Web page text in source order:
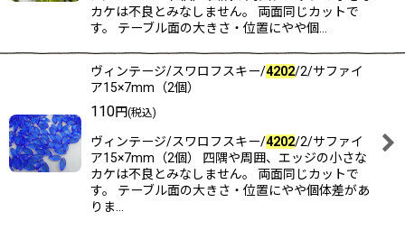
特集:
絞り込む
カケは不良とみなしません。 両面同じカットで
す。 テーブル面の大きさ・位置にやや個…
ヴィンテージ/スワロフスキー/4202/2/サファイ
ア15×7mm（2個）
110円(税込)
ヴィンテージ/スワロフスキー/4202/2/サファイ
ア15×7mm（2個） 四隅や周囲、エッジの小さな
カケは不良とみなしません。 両面同じカットで
す。 テーブル面の大きさ・位置にやや個体差があ
りま…